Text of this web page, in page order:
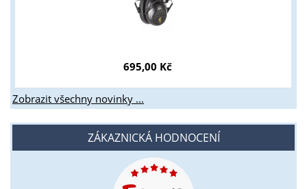
695,00 Kč
Zobrazit všechny novinky ...
ZÁKAZNICKÁ HODNOCENÍ